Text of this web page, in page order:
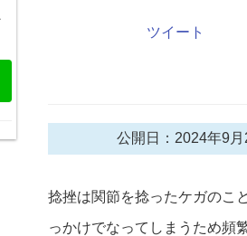
ツイート
公開日：2024年9月
捻挫は関節を捻ったケガのこ
っかけでなってしまう ため頻